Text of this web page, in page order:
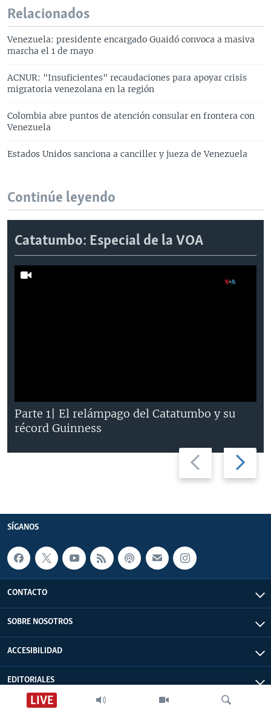
LIVE
Relacionados
Venezuela: presidente encargado Guaidó convoca a masiva
marcha el 1 de mayo
ACNUR: "Insuficientes" recaudaciones para apoyar crisis
migratoria venezolana en la región
Colombia abre puntos de atención consular en frontera con
Venezuela
Estados Unidos sanciona a canciller y jueza de Venezuela
Continúe leyendo
Catatumbo: Especial de la VOA
Previous
slide
Next
slide
Parte 1| El relámpago del Catatumbo y su
récord Guinness
SÍGANOS
CONTACTO
SOBRE NOSOTROS
ACCESIBILIDAD
EDITORIALES